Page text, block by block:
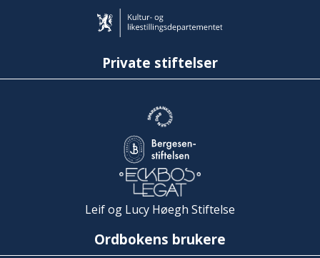
Private stiftelser
Leif og Lucy Høegh Stiftelse
Ordbokens brukere